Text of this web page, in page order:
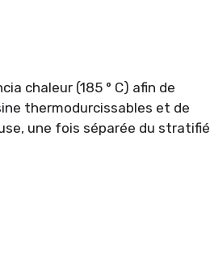
chaleur (185 ° C) afin de
thermodurcissables et de
une fois séparée du stratifié